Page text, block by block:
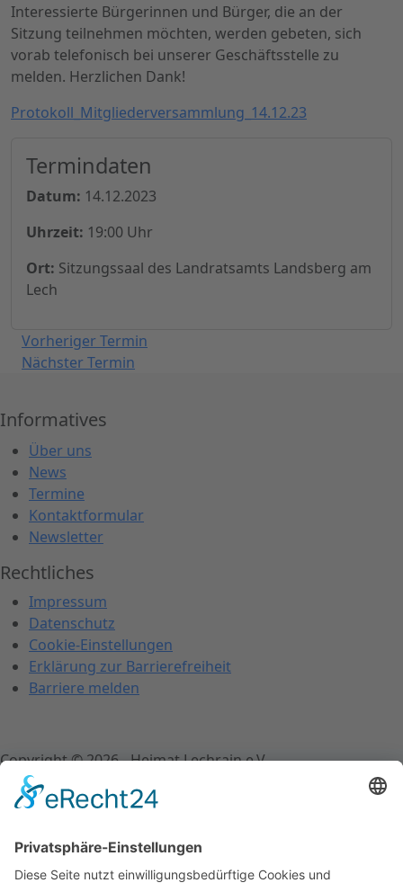
Interessierte Bürgerinnen und Bürger, die an der
Sitzung teilnehmen möchten, werden gebeten, sich
vorab telefonisch bei unserer Geschäftsstelle zu
melden. Herzlichen Dank!
Protokoll_Mitgliederversammlung_14.12.23
Termindaten
Datum: 14.12.2023
Uhrzeit: 19:00 Uhr
Ort: Sitzungssaal des Landratsamts Landsberg am
Lech
Vorheriger Termin
Nächster Termin
Informatives
Über uns
News
Termine
Kontaktformular
Newsletter
Rechtliches
Impressum
Datenschutz
Cookie-Einstellungen
Erklärung zur Barrierefreiheit
Barriere melden
Copyright © 2026 - Heimat Lechrain e.V.
Schriftgröße ändern
A-
A+ Schriftgröße zurücksetzen